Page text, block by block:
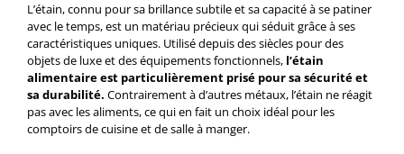
L’étain, connu pour sa brillance subtile et sa capacité à se patiner
avec le temps, est un matériau précieux qui séduit grâce à ses
caractéristiques uniques. Utilisé depuis des siècles pour des
objets de luxe et des équipements fonctionnels, l’étain
alimentaire est particulièrement prisé pour sa sécurité et
sa durabilité. Contrairement à d’autres métaux, l’étain ne réagit
pas avec les aliments, ce qui en fait un choix idéal pour les
comptoirs de cuisine et de salle à manger.